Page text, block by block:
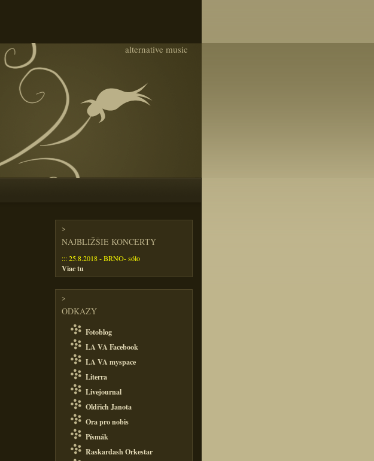
alternative music
>
NAJBLIŽŠIE KONCERTY
::: 25.8.2018 - BRNO- sólo
Viac tu
>
ODKAZY
Fotoblog
LA VA Facebook
LA VA myspace
Literra
Livejournal
Oldřich Janota
Ora pro nobis
Písmák
Raskardash Orkestar